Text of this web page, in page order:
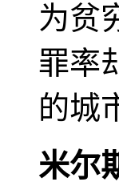
为贫
罪率
的城
米尔